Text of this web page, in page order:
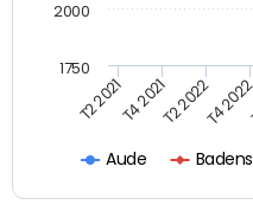
Aude
T2 2021T4 2021T2 2022T4
1750
2000